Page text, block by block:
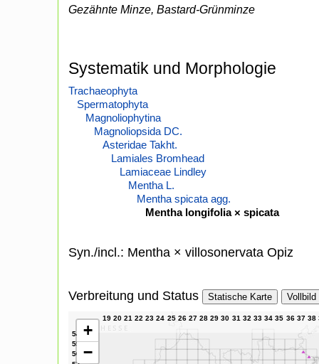
Gezähnte Minze, Bastard-Grünminze
Systematik und Morphologie
Trachaeophyta
Spermatophyta
Magnoliophytina
Magnoliopsida DC.
Asteridae Takht.
Lamiales Bromhead
Lamiaceae Lindley
Mentha L.
Mentha spicata agg.
Mentha longifolia × spicata
Syn./incl.: Mentha × villosonervata Opiz
Verbreitung und Status Statische Karte Vollbild
+
−